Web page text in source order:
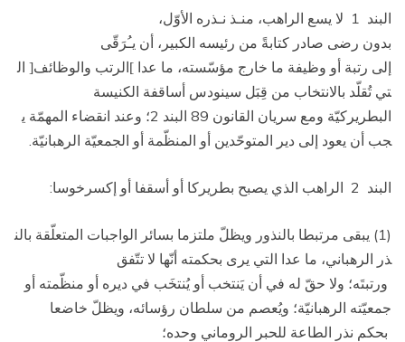
البند 1 ­ لا يسع الراهب، منـذ نـذره الأوّل،
بدون رضى صادر كتابةً من رئيسه الكبير، أن يـُرَقّى
إلى رتبة أو وظيفة ما خارج مؤسّسته، ما عدا ]الرتب والوظائف[ ال
تي تُقلّد بالانتخاب من قِبَل سينودس أساقفة الكنيسة
البطريركيّة ومع سريان القانون 89 البند 2؛ وعند انقضاء المهمّة ي
جب أن يعود إلى دير المتوحّدين أو المنظّمة أو الجمعيّة الرهبانيّة.
البند 2 ­ الراهب الذي يصبح بطريركا أو أسقفا أو إكسرخوسا:
(1) يبقى مرتبطا بالنذور ويظلّ ملتزما بسائر الواجبات المتعلّقة بالن
ذر الرهباني، ما عدا التي يرى بحكمته أنّها لا تتّفق
ورتبتَه؛ ولا حقّ له في أن يَنتخب أو يُنتخَب في ديره أو منظّمته أو
جمعيّته الرهبانيّة؛ ويُعصم من سلطان رؤسائه، ويظلّ خاضعا
بحكم نذر الطاعة للحبر الروماني وحده؛